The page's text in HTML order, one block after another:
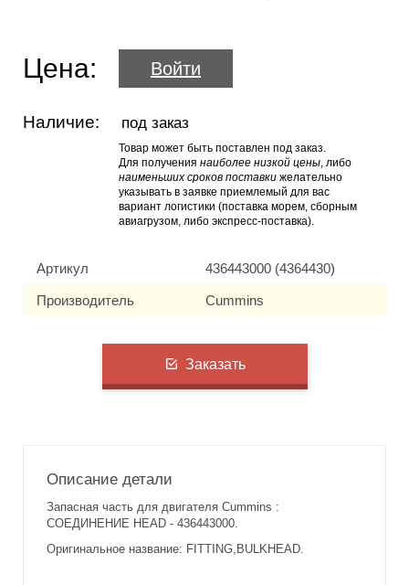
Цена: Войти
Наличие: под заказ
Товар может быть поставлен под заказ.
Для получения наиболее низкой цены, либо
наименьших сроков поставки желательно
указывать в заявке приемлемый для вас
вариант логистики (поставка морем, сборным
авиагрузом, либо экспресс-поставка).
Артикул 436443000 (4364430)
Производитель Cummins
Заказать
Описание детали
Запасная часть для двигателя Cummins :
СОЕДИНЕНИЕ HEAD - 436443000.
Оригинальное название: FITTING,BULKHEAD.